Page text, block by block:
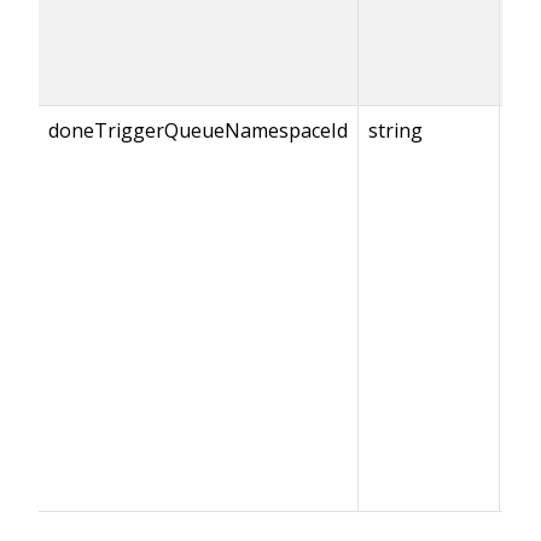
doneTriggerQueueNamespaceId string